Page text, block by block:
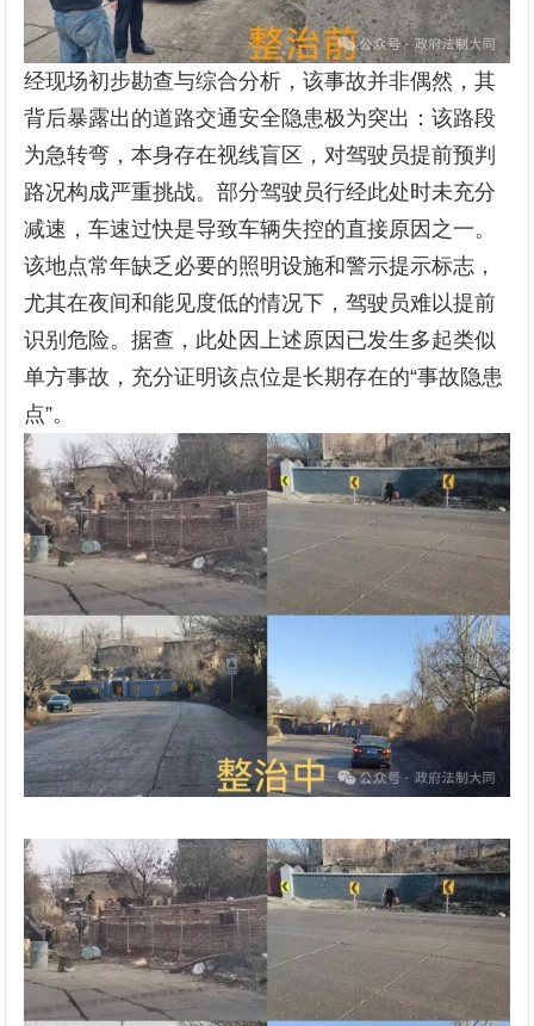
经现场初步勘查与综合分析，该事故并非偶然，其
背后暴露出的道路交通安全隐患极为突出：该路段
为急转弯，本身存在视线盲区，对驾驶员提前预判
路况构成严重挑战。部分驾驶员行经此处时未充分
减速，车速过快是导致车辆失控的直接原因之一。
该地点常年缺乏必要的照明设施和警示提示标志，
尤其在夜间和能见度低的情况下，驾驶员难以提前
识别危险。据查，此处因上述原因已发生多起类似
单方事故，充分证明该点位是长期存在的“事故隐患
点”。